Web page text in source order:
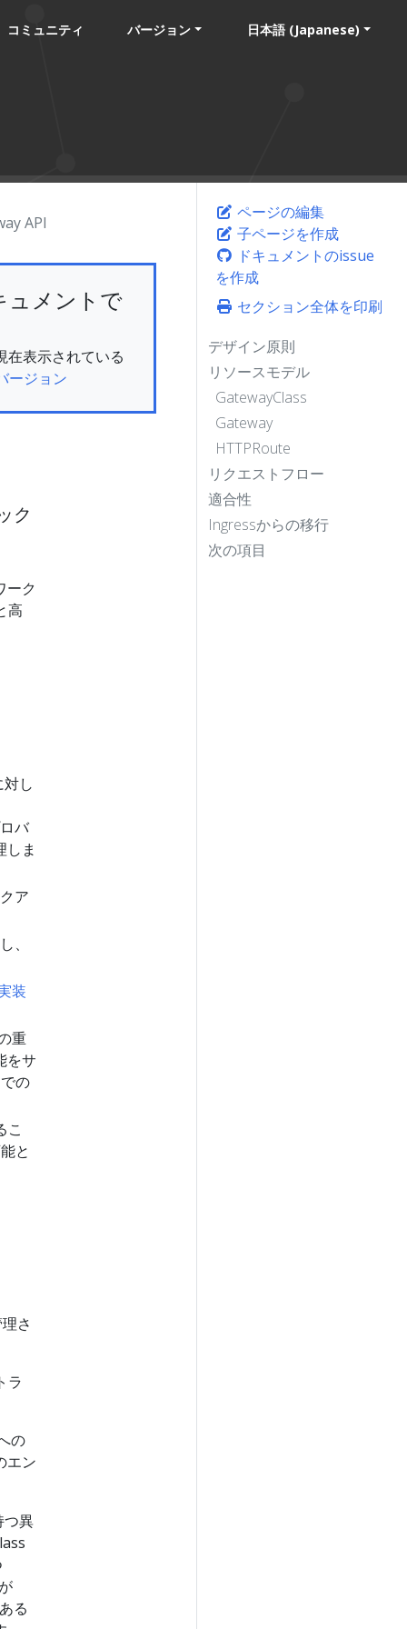
コミュニティ バージョン 日本語 (Japanese)
ページの編集
子ページを作成
ドキュメントのissue
を作成
セクション全体を印刷
デザイン原則
リソースモデル
GatewayClass
Gateway
HTTPRoute
リクエストフロー
適合性
Ingressからの移行
次の項目
API
ュメントで
在表示されている
ージョン
ク
ーク
高
し
バ
しま
ア
、
装
重
をサ
の
こ
と
さ
ラ
の
エン
つ異
る